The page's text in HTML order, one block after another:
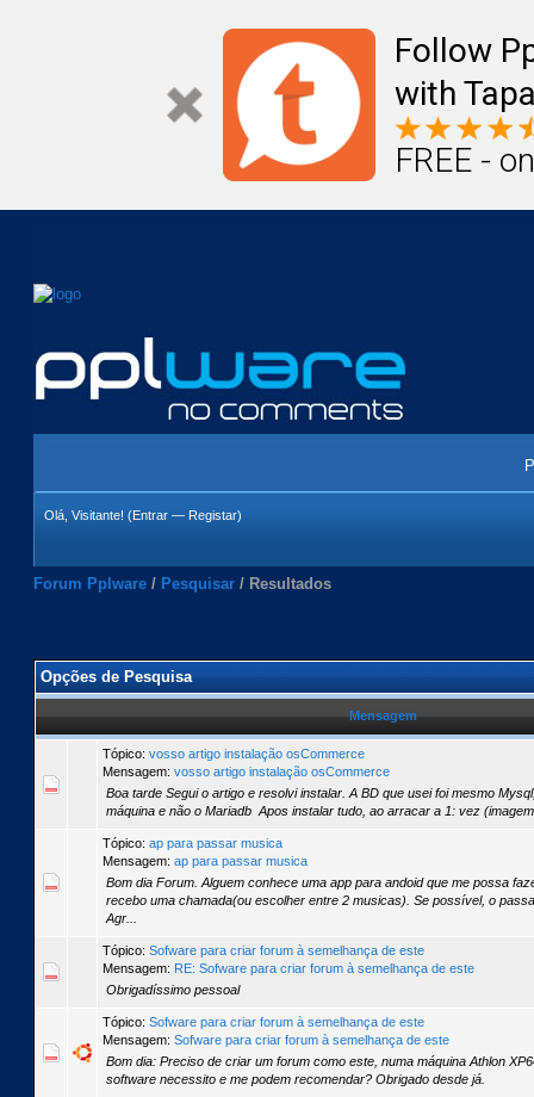
Follow
with
FREE -
Olá, Visitante! (Entrar — Registar)
Forum Pplware / Pesquisar / Resultados
Opções de Pesquisa
Mensagem
Tópico: vosso artigo instalação osCommerce
Mensagem: vosso artigo instalação osCommerce
Boa tarde Segui o artigo e resolvi instalar. A BD que usei foi mesmo
máquina e não o Mariadb Apos instalar tudo, ao arracar a 1: vez
Tópico: ap para passar musica
Mensagem: ap para passar musica
Bom dia Forum. Alguem conhece uma app para andoid que me possa
recebo uma chamada(ou escolher entre 2 musicas). Se possível, o
Agr...
Tópico: Sofware para criar forum à semelhança de este
Mensagem: RE: Sofware para criar forum à semelhança de este
Obrigadíssimo pessoal
Tópico: Sofware para criar forum à semelhança de este
Mensagem: Sofware para criar forum à semelhança de este
Bom dia: Preciso de criar um forum como este, numa máquina Athlon
software necessito e me podem recomendar? Obrigado desde já.